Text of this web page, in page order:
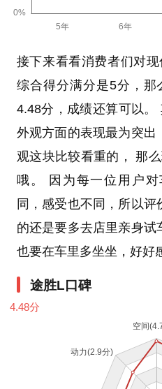
接下来看看消费者们对
综合得分满分是5分，那
4.48分，成绩还算可以。
外观方面的表现最为突出
观这块比较看重的， 那
哦。 因为每一位用户
同，感受也不同，所以
的还是要多去店里亲身试
也要在车里多坐坐，好好
途胜L口碑
4.48分